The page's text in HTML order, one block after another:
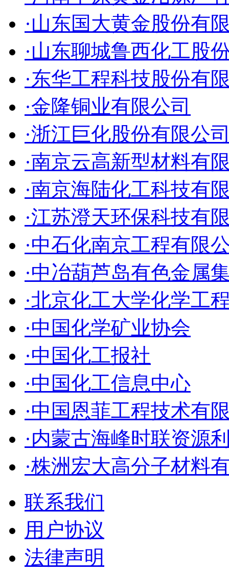
·山东国大黄金股份有
·山东聊城鲁西化工股
·东华工程科技股份有
·金隆铜业有限公司
·浙江巨化股份有限公
·南京云高新型材料有
·南京海陆化工科技有
·江苏澄天环保科技有
·中石化南京工程有限
·中冶葫芦岛有色金属
·北京化工大学化学工
·中国化学矿业协会
·中国化工报社
·中国化工信息中心
·中国恩菲工程技术有
·内蒙古海峰时联资源
·株洲宏大高分子材料
联系我们
用户协议
法律声明